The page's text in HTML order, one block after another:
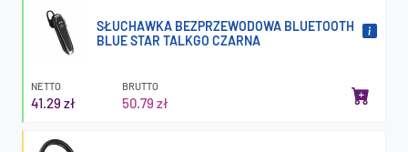
SŁUCHAWKA BEZPRZEWODOWA BLUETOOTH
BLUE STAR TALKGO CZARNA
NETTO
41.29 zł
BRUTTO
50.79 zł